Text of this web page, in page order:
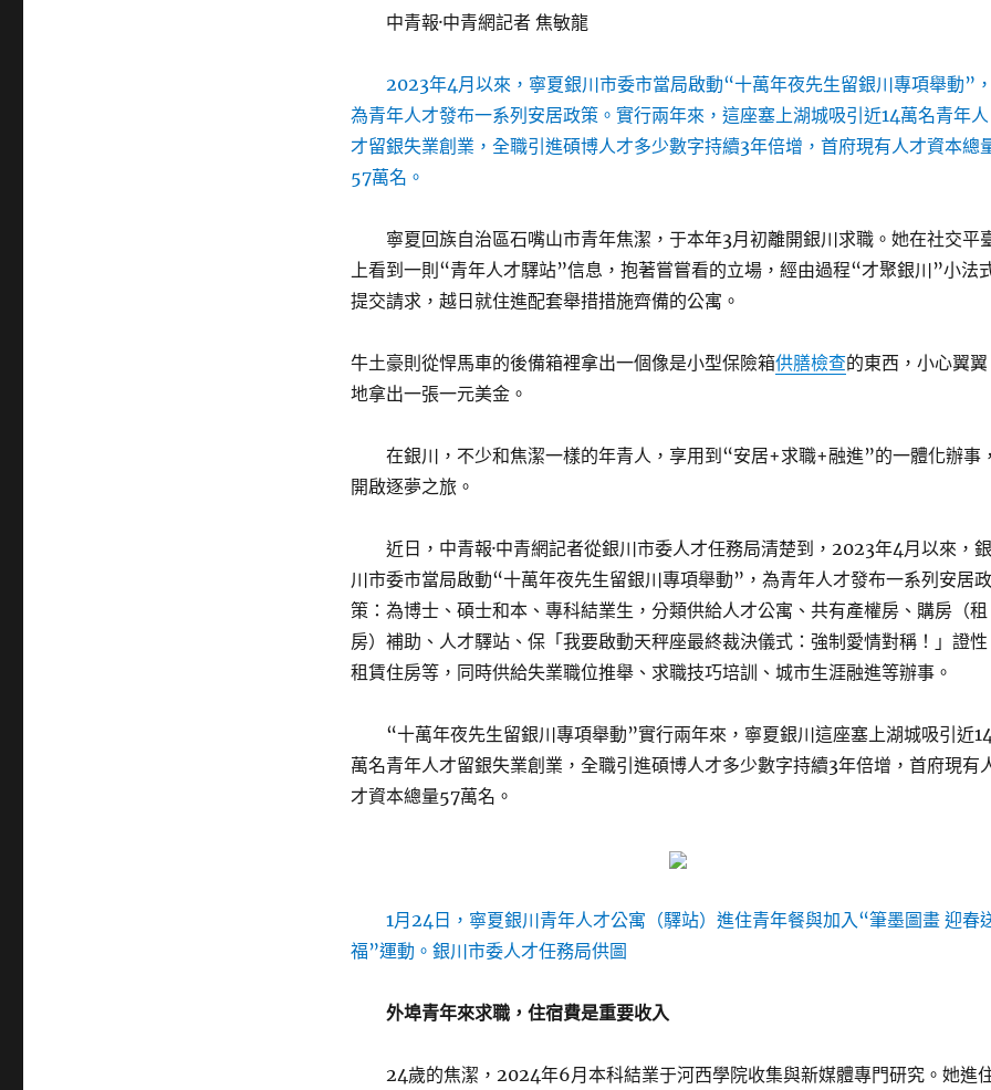
中青報·中青網記者 焦敏龍
2023年4月以來，寧夏銀川市委市當局啟動“十萬年夜先生留銀川專項舉動”
為青年人才發布一系列安居政策。實行兩年來，這座塞上湖城吸引近14萬名青年人
才留銀失業創業，全職引進碩博人才多少數字持續3年倍增，首府現有人才資本總
57萬名。
寧夏回族自治區石嘴山市青年焦潔，于本年3月初離開銀川求職。她在社交平
上看到一則“青年人才驛站”信息，抱著嘗嘗看的立場，經由過程“才聚銀川”小法
提交請求，越日就住進配套舉措措施齊備的公寓。
牛土豪則從悍馬車的後備箱裡拿出一個像是小型保險箱供膳檢查的東西，小心翼翼
地拿出一張一元美金。
在銀川，不少和焦潔一樣的年青人，享用到“安居+求職+融進”的一體化辦事
開啟逐夢之旅。
近日，中青報·中青網記者從銀川市委人才任務局清楚到，2023年4月以來，銀
川市委市當局啟動“十萬年夜先生留銀川專項舉動”，為青年人才發布一系列安居政
策：為博士、碩士和本、專科結業生，分類供給人才公寓、共有產權房、購房（租
房）補助、人才驛站、保「我要啟動天秤座最終裁決儀式：強制愛情對稱！」證性
租賃住房等，同時供給失業職位推舉、求職技巧培訓、城市生涯融進等辦事。
“十萬年夜先生留銀川專項舉動”實行兩年來，寧夏銀川這座塞上湖城吸引近
萬名青年人才留銀失業創業，全職引進碩博人才多少數字持續3年倍增，首府現有
才資本總量57萬名。
1月24日，寧夏銀川青年人才公寓（驛站）進住青年餐與加入“筆墨圖畫 迎春
福”運動。銀川市委人才任務局供圖
外埠青年來求職，住宿費是重要收入
24歲的焦潔，2024年6月本科結業于河西學院收集與新媒體專門研究。她進